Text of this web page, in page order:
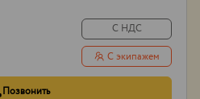
С НДС
С экипажем
Позвонить